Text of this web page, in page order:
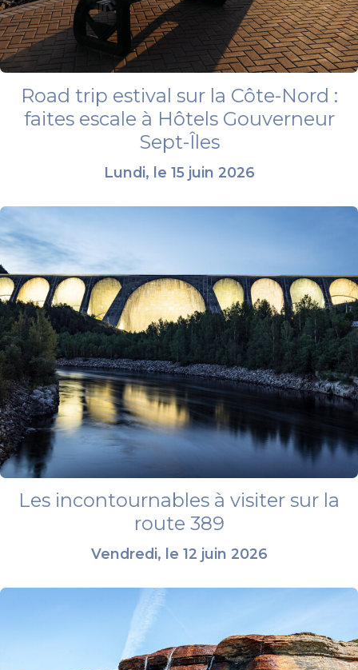
Road trip estival sur la Côte-Nord :
faites escale à Hôtels Gouverneur
Sept-Îles
Lundi, le 15 juin 2026
Les incontournables à visiter sur la
route 389
Vendredi, le 12 juin 2026